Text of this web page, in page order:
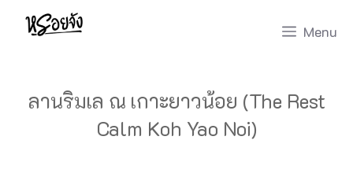
Skip
Menu
ลานริมเล ณ เกาะยาวน้อย (The Rest
Calm Koh Yao Noi)